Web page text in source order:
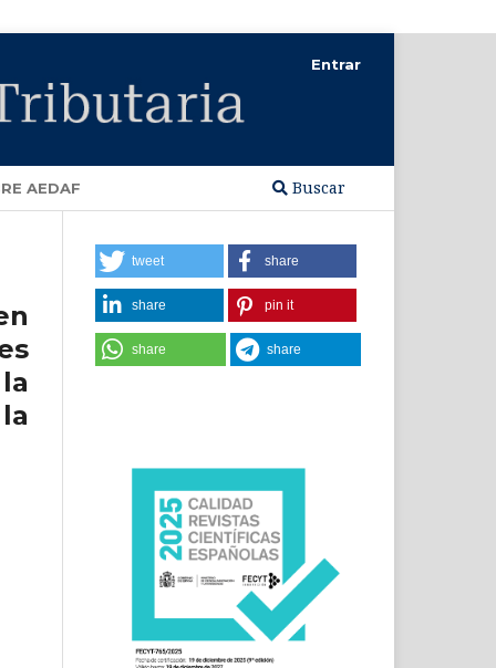
AEDAF Buscar
Entrar
tweet share
share pin it
share share